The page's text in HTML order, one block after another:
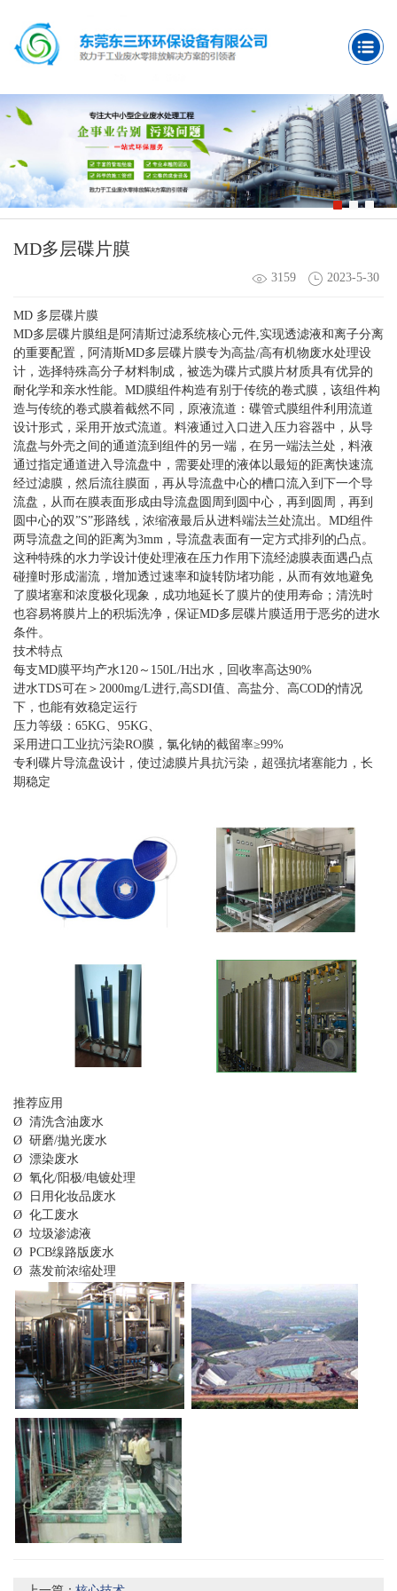
MD多层碟片膜
3159 2023-5-30
MD 多层碟片膜
MD多层碟片膜组是阿清斯过滤系统核心元件,实现透滤液和离子分离
的重要配置，阿清斯MD多层碟片膜专为高盐/高有机物废水处理设
计，选择特殊高分子材料制成，被选为碟片式膜片材质具有优异的
耐化学和亲水性能。MD膜组件构造有别于传统的卷式膜，该组件构
造与传统的卷式膜着截然不同，原液流道：碟管式膜组件利用流道
设计形式，采用开放式流道。料液通过入口进入压力容器中，从导
流盘与外壳之间的通道流到组件的另一端，在另一端法兰处，料液
通过指定通道进入导流盘中，需要处理的液体以最短的距离快速流
经过滤膜，然后流往膜面，再从导流盘中心的槽口流入到下一个导
流盘，从而在膜表面形成由导流盘圆周到圆中心，再到圆周，再到
圆中心的双”S”形路线，浓缩液最后从进料端法兰处流出。MD组件
两导流盘之间的距离为3mm，导流盘表面有一定方式排列的凸点。
这种特殊的水力学设计使处理液在压力作用下流经滤膜表面遇凸点
碰撞时形成湍流，增加透过速率和旋转防堵功能，从而有效地避免
了膜堵塞和浓度极化现象，成功地延长了膜片的使用寿命；清洗时
也容易将膜片上的积垢洗净，保证MD多层碟片膜适用于恶劣的进水
条件。
技术特点
每支MD膜平均产水120～150L/H出水，回收率高达90%
进水TDS可在＞2000mg/L进行,高SDI值、高盐分、高COD的情况
下，也能有效稳定运行
压力等级：65KG、95KG、
采用进口工业抗污染RO膜，氯化钠的截留率≥99%
专利碟片导流盘设计，使过滤膜片具抗污染，超强抗堵塞能力，长
期稳定
推荐应用
Ø 清洗含油废水
Ø 研磨/拋光废水
Ø 漂染废水
Ø 氧化/阳极/电镀处理
Ø 日用化妆品废水
Ø 化工废水
Ø 垃圾渗滤液
Ø PCB缐路版废水
Ø 蒸发前浓缩处理